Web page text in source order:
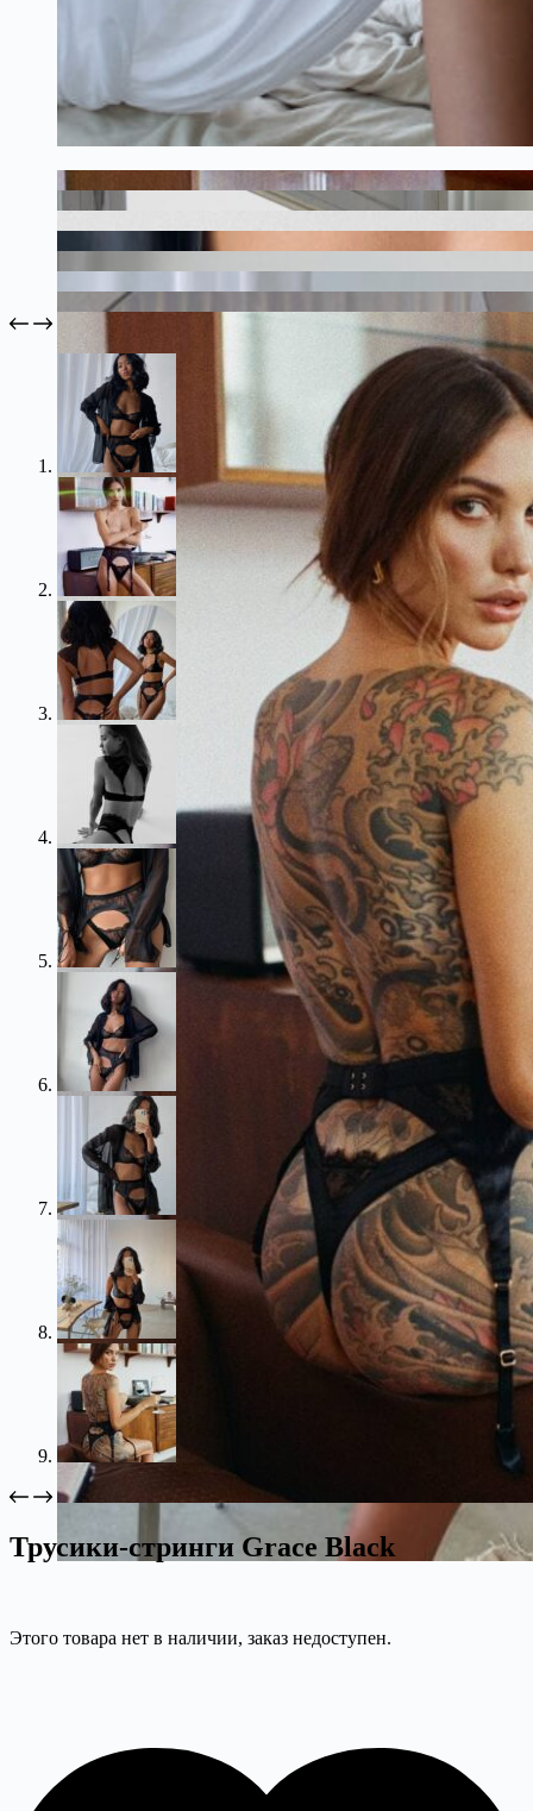
Трусики-стринги Grace Black
Этого товара нет в наличии, заказ недоступен.